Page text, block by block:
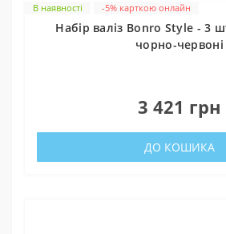
В наявності -5% карткою онлайн
Набір валіз Bonro Style - 3
чорно-червоні
3 421 грн
ДО КОШИКА